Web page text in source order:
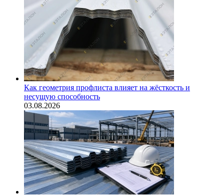
Как геометрия профлиста влияет на жёсткость и
несущую способность
03.08.2026